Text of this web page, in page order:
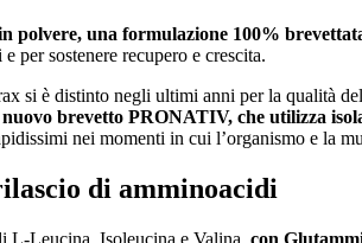
polvere, una formulazione 100%
per sostenere recupero e crescita.
si è distinto negli ultimi anni per la qualità
brevetto PRONATIV, che utilizza
nei momenti in cui l’organismo e la
di amminoacidi
L-Leucina, Isoleucina e Valina, con